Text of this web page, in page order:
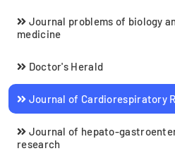
Journal problems of biology
medicine
Doctor's Herald
Journal of Cardiorespiratory
Journal of hepato-
research